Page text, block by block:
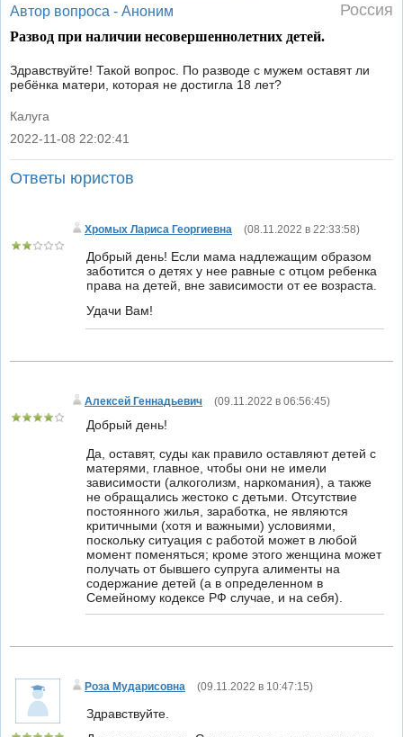
Автор вопроса - Аноним Россия
Развод при наличии несовершеннолетних детей.
Здравствуйте! Такой вопрос. По разводе с мужем оставят ли
ребёнка матери, которая не достигла 18 лет?
Калуга
|
2022-11-08 22:02:41
Ответы юристов
Хромых Лариса Георгиевна (08.11.2022 в 22:33:58)
Добрый день! Если мама надлежащим образом
заботится о детях у нее равные с отцом ребенка
права на детей, вне зависимости от ее возраста.
Удачи Вам!
Алексей Геннадьевич (09.11.2022 в 06:56:45)
Добрый день!
Да, оставят, суды как правило оставляют детей с
матерями, главное, чтобы они не имели
зависимости (алкоголизм, наркомания), а также
не обращались жестоко с детьми. Отсутствие
постоянного жилья, заработка, не являются
критичными (хотя и важными) условиями,
поскольку ситуация с работой может в любой
момент поменяться; кроме этого женщина может
получать от бывшего супруга алименты на
содержание детей (а в определенном в
Семейному кодексе РФ случае, и на себя).
Роза Мударисовна (09.11.2022 в 10:47:15)
Здравствуйте.